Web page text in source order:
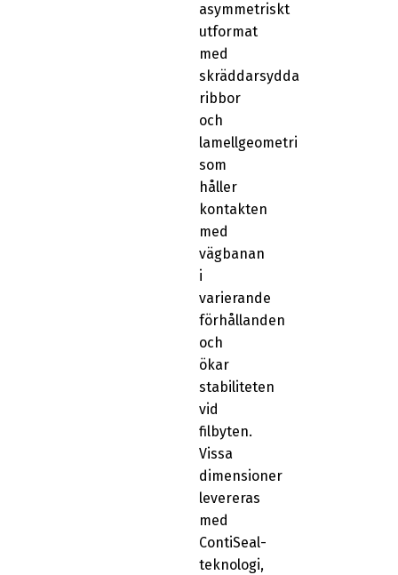
asymmetriskt
utformat
med
skräddarsydda
ribbor
och
lamellgeometri
som
håller
kontakten
med
vägbanan
i
varierande
förhållanden
och
ökar
stabiliteten
vid
filbyten.
Vissa
dimensioner
levereras
med
ContiSeal-
teknologi,